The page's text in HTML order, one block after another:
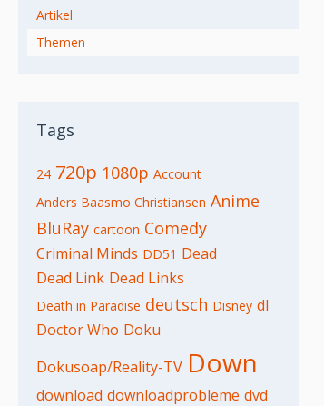
Artikel
Themen
Tags
24 720p 1080p Account
Anders Baasmo Christiansen Anime
BluRay cartoon Comedy
Criminal Minds DD51 Dead
Dead Link Dead Links
Death in Paradise deutsch Disney dl
Doctor Who Doku
Dokusoap/Reality-TV Down
download downloadprobleme dvd